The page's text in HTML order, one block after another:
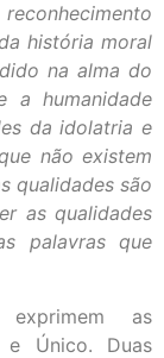
história moral
na alma do
a humanidade
da idolatria e
não existem
qualidades são
as qualidades
palavras que
as
e Único. Duas